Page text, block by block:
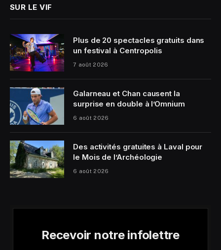
SUR LE VIF
Plus de 20 spectacles gratuits dans
un festival à Centropolis
7 août 2026
Galarneau et Chan causent la
surprise en double à l’Omnium
6 août 2026
Des activités gratuites à Laval pour
le Mois de l’Archéologie
6 août 2026
Recevoir notre infolettre